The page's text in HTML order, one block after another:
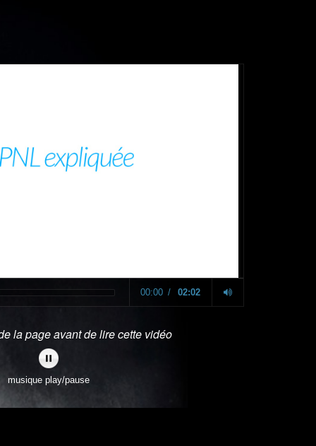
00:00 02:02
la page avant de lire cette vidéo
musique play/pause